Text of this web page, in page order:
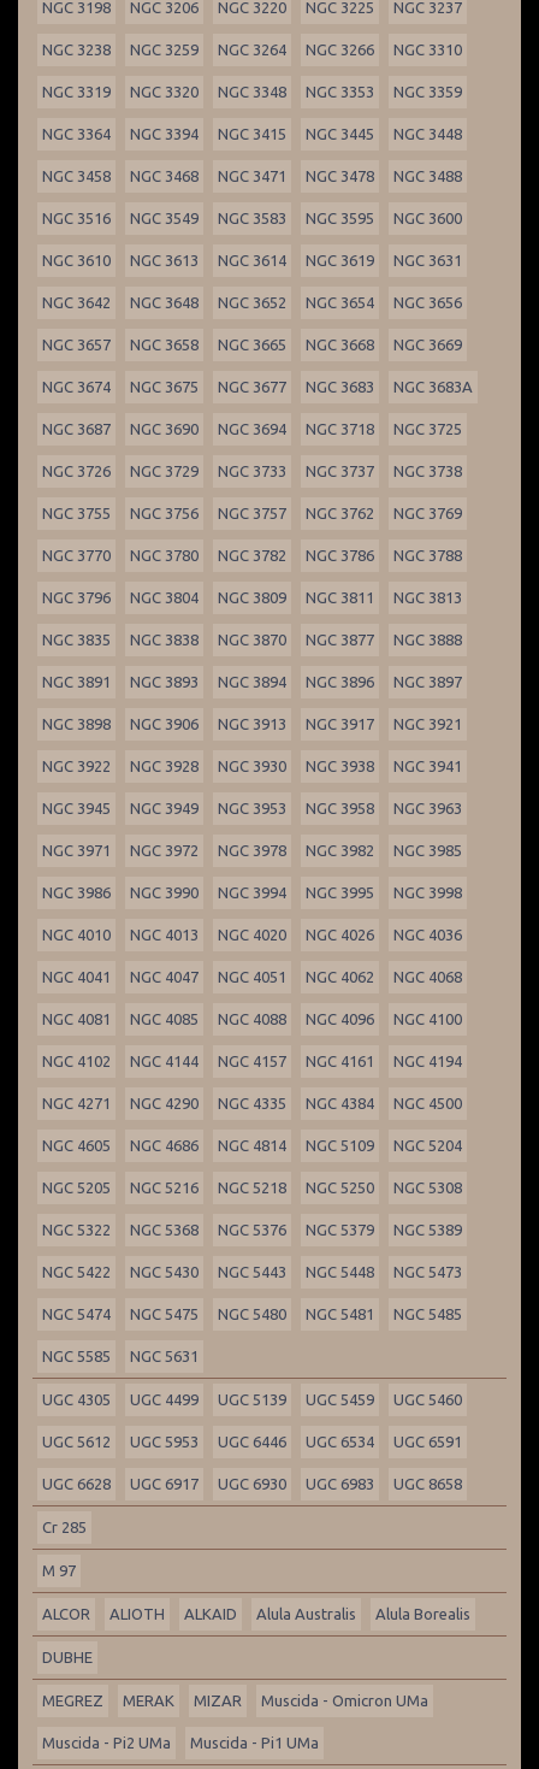
NGC 3198 NGC 3206 NGC 3220 NGC 3225 NGC 3237
NGC 3238 NGC 3259 NGC 3264 NGC 3266 NGC 3310
NGC 3319 NGC 3320 NGC 3348 NGC 3353 NGC 3359
NGC 3364 NGC 3394 NGC 3415 NGC 3445 NGC 3448
NGC 3458 NGC 3468 NGC 3471 NGC 3478 NGC 3488
NGC 3516 NGC 3549 NGC 3583 NGC 3595 NGC 3600
NGC 3610 NGC 3613 NGC 3614 NGC 3619 NGC 3631
NGC 3642 NGC 3648 NGC 3652 NGC 3654 NGC 3656
NGC 3657 NGC 3658 NGC 3665 NGC 3668 NGC 3669
NGC 3674 NGC 3675 NGC 3677 NGC 3683 NGC 3683A
NGC 3687 NGC 3690 NGC 3694 NGC 3718 NGC 3725
NGC 3726 NGC 3729 NGC 3733 NGC 3737 NGC 3738
NGC 3755 NGC 3756 NGC 3757 NGC 3762 NGC 3769
NGC 3770 NGC 3780 NGC 3782 NGC 3786 NGC 3788
NGC 3796 NGC 3804 NGC 3809 NGC 3811 NGC 3813
NGC 3835 NGC 3838 NGC 3870 NGC 3877 NGC 3888
NGC 3891 NGC 3893 NGC 3894 NGC 3896 NGC 3897
NGC 3898 NGC 3906 NGC 3913 NGC 3917 NGC 3921
NGC 3922 NGC 3928 NGC 3930 NGC 3938 NGC 3941
NGC 3945 NGC 3949 NGC 3953 NGC 3958 NGC 3963
NGC 3971 NGC 3972 NGC 3978 NGC 3982 NGC 3985
NGC 3986 NGC 3990 NGC 3994 NGC 3995 NGC 3998
NGC 4010 NGC 4013 NGC 4020 NGC 4026 NGC 4036
NGC 4041 NGC 4047 NGC 4051 NGC 4062 NGC 4068
NGC 4081 NGC 4085 NGC 4088 NGC 4096 NGC 4100
NGC 4102 NGC 4144 NGC 4157 NGC 4161 NGC 4194
NGC 4271 NGC 4290 NGC 4335 NGC 4384 NGC 4500
NGC 4605 NGC 4686 NGC 4814 NGC 5109 NGC 5204
NGC 5205 NGC 5216 NGC 5218 NGC 5250 NGC 5308
NGC 5322 NGC 5368 NGC 5376 NGC 5379 NGC 5389
NGC 5422 NGC 5430 NGC 5443 NGC 5448 NGC 5473
NGC 5474 NGC 5475 NGC 5480 NGC 5481 NGC 5485
NGC 5585 NGC 5631
UGC 4305 UGC 4499 UGC 5139 UGC 5459 UGC 5460
UGC 5612 UGC 5953 UGC 6446 UGC 6534 UGC 6591
UGC 6628 UGC 6917 UGC 6930 UGC 6983 UGC 8658
Cr 285
M 97
ALCOR ALIOTH ALKAID Alula Australis Alula Borealis
DUBHE
MEGREZ MERAK MIZAR Muscida - Omicron UMa
Muscida - Pi2 UMa Muscida - Pi1 UMa